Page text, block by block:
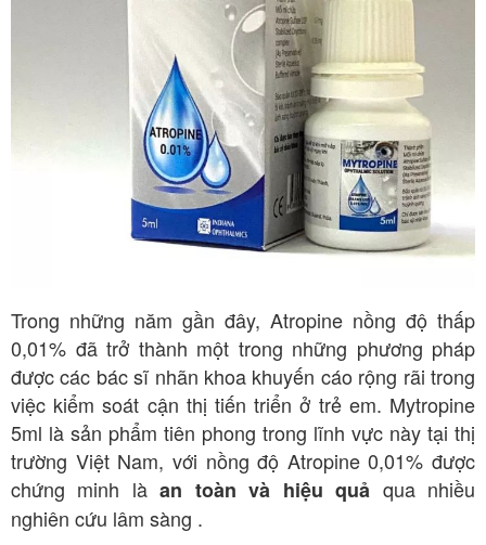
Trong những năm gần đây, Atropine nồng độ thấp
0,01% đã trở thành một trong những phương pháp
được các bác sĩ nhãn khoa khuyến cáo rộng rãi trong
việc kiểm soát cận thị tiến triển ở trẻ em. Mytropine
5ml là sản phẩm tiên phong trong lĩnh vực này tại thị
trường Việt Nam, với nồng độ Atropine 0,01% được
chứng minh làan toàn và hiệu quả qua nhiều
nghiên cứu lâm sàng .